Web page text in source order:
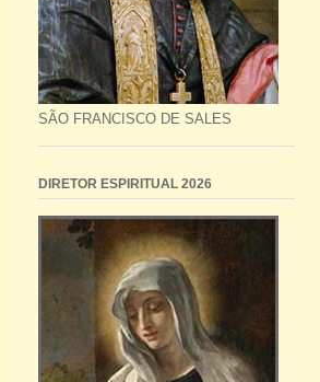
SÃO FRANCISCO DE SALES
DIRETOR ESPIRITUAL 2026